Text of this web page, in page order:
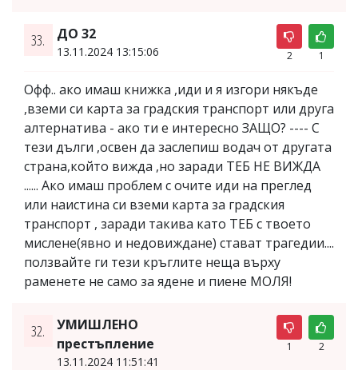
33. ДО 32
13.11.2024 13:15:06 2 1
Офф.. ако имаш книжка ,иди и я изгори някъде
,вземи си карта за градския транспорт или друга
алтернатива - ако ти е интересно ЗАЩО? ---- С
тези дълги ,освен да заслепиш водач от другата
страна,който вижда ,но заради ТЕБ НЕ ВИЖДА
...... Ако имаш проблем с очите иди на преглед
или наистина си вземи карта за градския
транспорт , заради такива като ТЕБ с твоето
мислене(явно и недовиждане) стават трагедии....
ползвайте ги тези кръглите неща върху
раменете не само за ядене и пиене МОЛЯ!
32.
УМИШЛЕНО
престъпление
13.11.2024 11:51:41
1 2